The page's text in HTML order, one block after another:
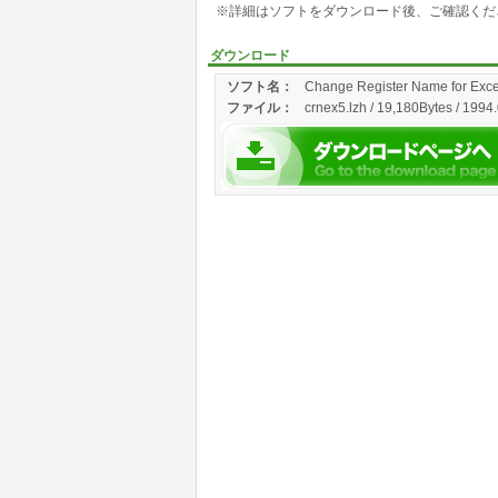
※詳細はソフトをダウンロード後、ご確認くだ
ダウンロード
ソフト名：
Change Register Name for
ファイル： crnex5.lzh / 19,180Bytes /